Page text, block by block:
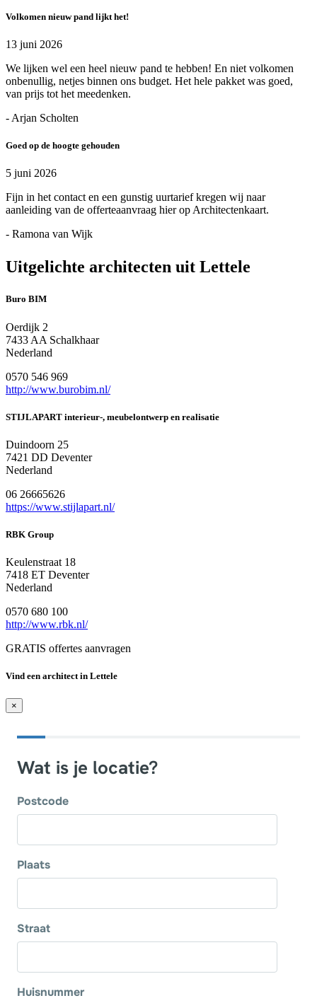
Volkomen nieuw pand lijkt het!
13 juni 2026
We lijken wel een heel nieuw pand te hebben! En niet volkomen
onbenullig, netjes binnen ons budget. Het hele pakket was goed,
van prijs tot het meedenken.
- Arjan Scholten
Goed op de hoogte gehouden
5 juni 2026
Fijn in het contact en een gunstig uurtarief kregen wij naar
aanleiding van de offerteaanvraag hier op Architectenkaart.
- Ramona van Wijk
Uitgelichte architecten uit Lettele
Buro BIM
Oerdijk 2
7433 AA Schalkhaar
Nederland
0570 546 969
http://www.burobim.nl/
STIJLAPART interieur-, meubelontwerp en realisatie
Duindoorn 25
7421 DD Deventer
Nederland
06 26665626
https://www.stijlapart.nl/
RBK Group
Keulenstraat 18
7418 ET Deventer
Nederland
0570 680 100
http://www.rbk.nl/
GRATIS offertes aanvragen
Vind een architect in Lettele
×